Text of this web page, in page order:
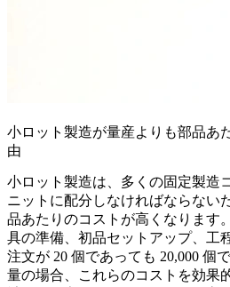
小ロット製造が量産よりも部品あ
由
小ロット製造は、多くの固定製造
ニットに配分しなければならない
品あたりのコストが高くなります
具の準備、初品セットアップ、工
注文が 20 個であっても 20,000 個
量の場合、これらのコストを効果